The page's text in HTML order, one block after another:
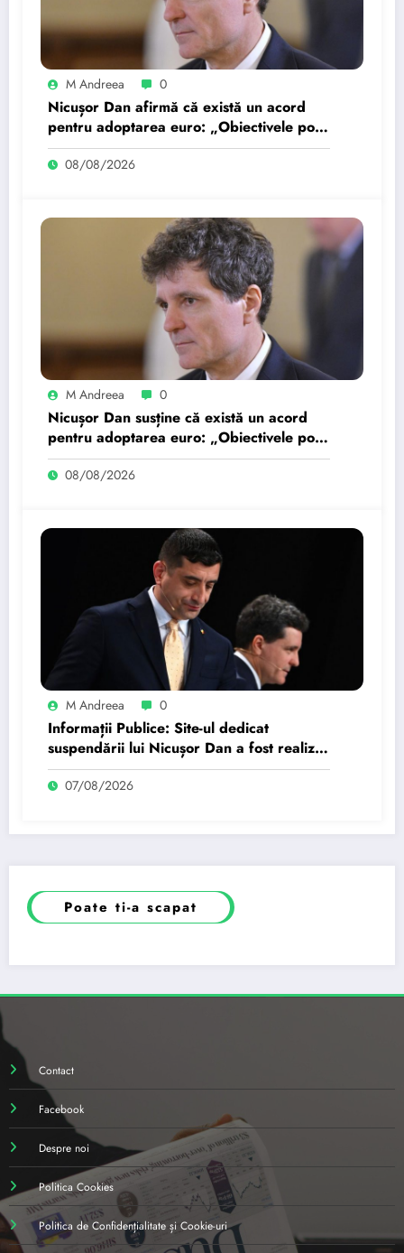
M Andreea 0
Nicușor Dan afirmă că există un acord
pentru adoptarea euro: „Obiectivele pot
fi realizate dacă…
08/08/2026
M Andreea 0
Nicușor Dan susține că există un acord
pentru adoptarea euro: „Obiectivele pot
fi realizate dacă…
08/08/2026
M Andreea 0
Informații Publice: Site-ul dedicat
suspendării lui Nicușor Dan a fost realizat
de un moldovean plătit de AUR cu…
07/08/2026
Poate ti-a scapat
Contact
Facebook
Despre noi
Politica Cookies
Politica de Confidențialitate și Cookie-uri